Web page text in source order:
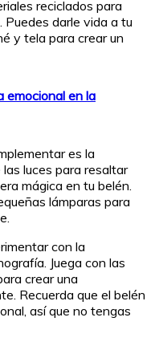
reciclados para
darle vida a tu
y tela para crear un
emocional en la
es la
luces para resaltar
mágica en tu belén.
lámparas para
con la
Juega con las
crear una
Recuerda que el belén
así que no tengas